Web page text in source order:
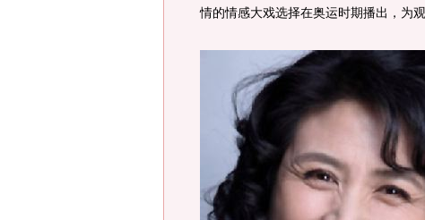
情的情感大戏选择在奥运时期播出，为